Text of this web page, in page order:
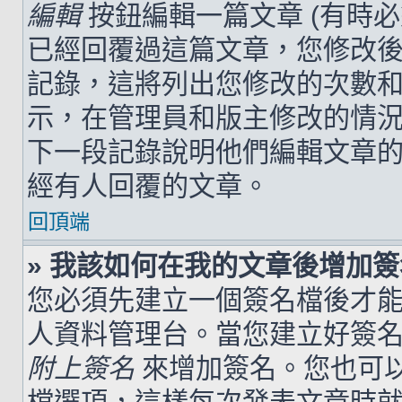
編輯按鈕編輯一篇文章 (有時
已經回覆過這篇文章，您修改
記錄，這將列出您修改的次數
示，在管理員和版主修改的情
下一段記錄說明他們編輯文章
經有人回覆的文章。
回頂端
» 我該如何在我的文章後增加
您必須先建立一個簽名檔後才
人資料管理台。當您建立好簽
附上簽名 來增加簽名。您也可